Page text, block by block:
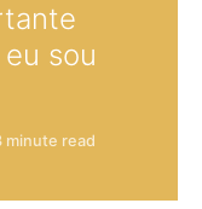
sou
minute read